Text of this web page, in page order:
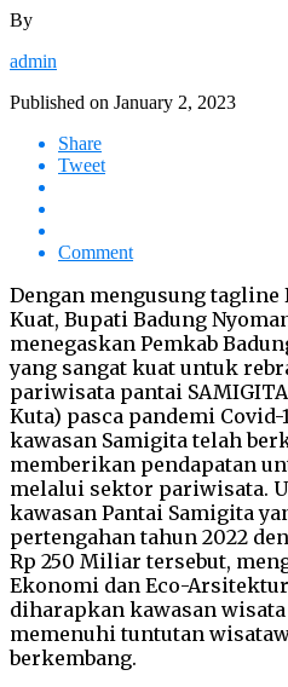
By
admin
Published on January 2, 2023
Share
Tweet
Comment
Dengan mengusung tagline
Kuat, Bupati Badung
menegaskan Pemkab
yang sangat kuat untuk
pariwisata pantai
Kuta) pasca pandemi
kawasan Samigita telah
memberikan pendapatan
melalui sektor pariwisata.
kawasan Pantai Samigita
pertengahan tahun 2022
Rp 250 Miliar tersebut,
Ekonomi dan Eco-
diharapkan kawasan
memenuhi tuntutan
berkembang.